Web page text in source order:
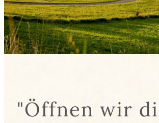
"Öffnen wir